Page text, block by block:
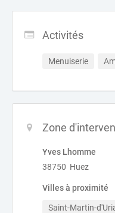
Activités
Menuiserie
Zone
Yves Lhomme
38750 Huez
Villes à proximité
Saint-Martin-